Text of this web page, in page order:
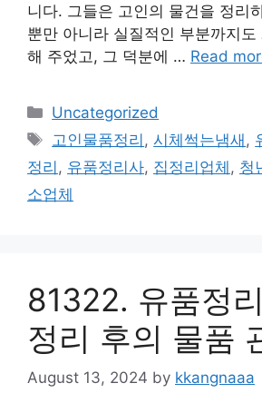
니다. 그들은 고인의 물건을 정리
뿐만 아니라 실질적인 부분까지도
해 주었고, 그 덕분에 … Read
Categories
Uncategorized
Tags
고인물품정리 ,시체썩는냄새 ,
정리 , 유품정리사, 집정리업체 , 청
소업체
81322. 유품정
정리 후의 물품
August 13, 2024 by kkangnaaa